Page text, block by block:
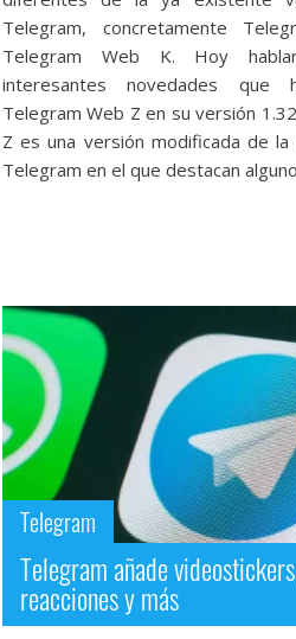
Telegram, concretamente
Telegram Web K. Hoy
interesantes novedades que
Telegram Web Z en su versión
Z es una versión modificada de
Telegram en el que destacan
Telegram
Telegram añade
reacciones y más